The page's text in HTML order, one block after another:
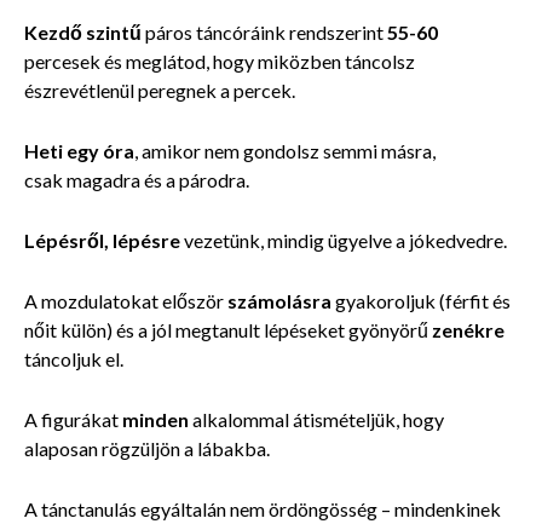
Kezdő szintű páros táncóráink rendszerint55-60
percesek és meglátod, hogy miközben táncolsz
észrevétlenül peregnek a percek.
Heti egy óra, amikor nem gondolsz semmi másra,
csak magadra és a párodra.
Lépésről, lépésrevezetünk, mindig ügyelve a jókedvedre.
A mozdulatokat először számolásra gyakoroljuk (férfit és
nőit külön) és a jól megtanult lépéseket gyönyörű zenékre
táncoljuk el.
A figurákat minden alkalommalátismételjük, hogy
alaposan rögzüljön a lábakba.
A tánctanulás egyáltalán nem ördöngösség – mindenkinek